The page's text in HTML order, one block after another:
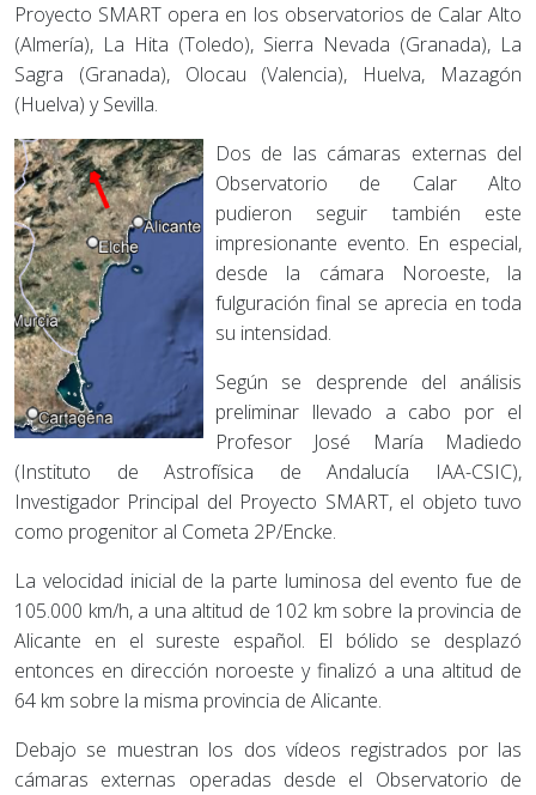
Proyecto SMART opera en los observatorios de Calar Alto
(Almería), La Hita (Toledo), Sierra Nevada (Granada), La
Sagra (Granada), Olocau (Valencia), Huelva, Mazagón
(Huelva) y Sevilla.
Dos de las cámaras externas del
Observatorio de Calar Alto
pudieron seguir también este
impresionante evento. En especial,
desde la cámara Noroeste, la
fulguración final se aprecia en toda
su intensidad.
Según se desprende del análisis
preliminar llevado a cabo por el
Profesor José María Madiedo
(Instituto de Astrofísica de Andalucía IAA-CSIC),
Investigador Principal del Proyecto SMART, el objeto tuvo
como progenitor al Cometa 2P/Encke.
La velocidad inicial de la parte luminosa del evento fue de
105.000 km/h, a una altitud de 102 km sobre la provincia de
Alicante en el sureste español. El bólido se desplazó
entonces en dirección noroeste y finalizó a una altitud de
64 km sobre la misma provincia de Alicante.
Debajo se muestran los dos vídeos registrados por las
cámaras externas operadas desde el Observatorio de